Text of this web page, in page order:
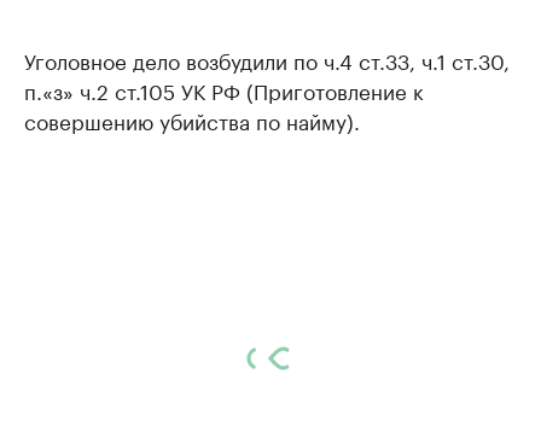
Уголовное дело возбудили по ч.4 ст.33, ч.1 ст.30,
п.«з» ч.2 ст.105 УК РФ (Приготовление к
совершению убийства по найму).